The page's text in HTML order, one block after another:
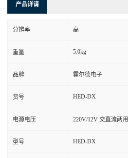
产品详请
分辨率 高
重量 5.0kg
品牌 霍尔德电子
货号 HED-DX
电源电压 220V/12V 交直流两用
型号 HED-DX